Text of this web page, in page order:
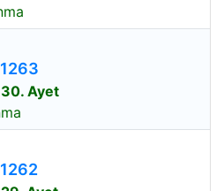
Ayet